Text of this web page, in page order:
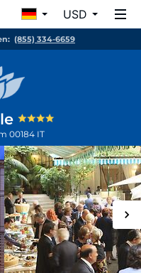
USD
(855) 334-6659
00184 IT